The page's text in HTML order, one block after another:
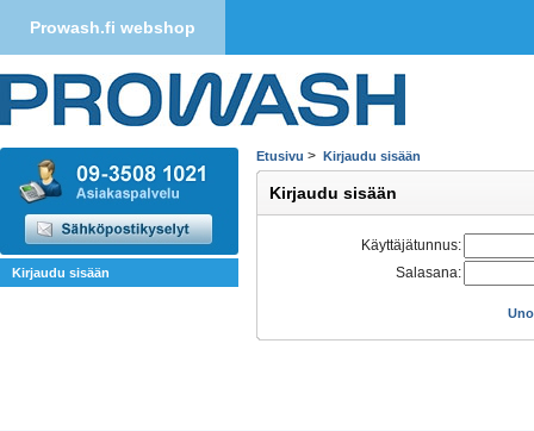
Prowash.fi webshop
Etusivu > Kirjaudu sisään
Kirjaudu sisään
Käyttäjätunnus:
Salasana:
Kirjaudu sisään